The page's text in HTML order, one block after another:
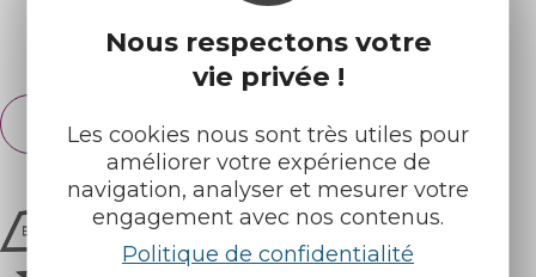
Nous respectons votre
vie privée !
Les cookies nous sont très utiles pour
améliorer votre expérience de
navigation, analyser et mesurer votre
engagement avec nos contenus.
Politique de confidentialité
Espace pro Partenaires
Français
English